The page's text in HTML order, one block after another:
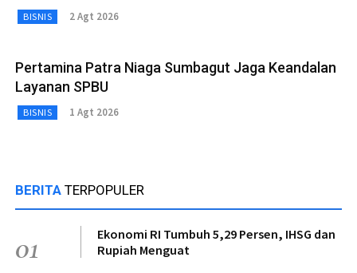
BISNIS 2 Agt 2026
Pertamina Patra Niaga Sumbagut Jaga Keandalan
Layanan SPBU
BISNIS 1 Agt 2026
BERITA TERPOPULER
01
Ekonomi RI Tumbuh 5,29 Persen, IHSG dan
Rupiah Menguat